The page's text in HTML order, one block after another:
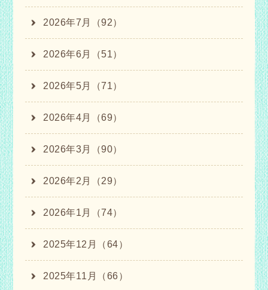
2026年7月（92）
2026年6月（51）
2026年5月（71）
2026年4月（69）
2026年3月（90）
2026年2月（29）
2026年1月（74）
2025年12月（64）
2025年11月（66）